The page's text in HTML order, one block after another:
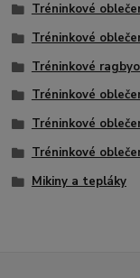
Tréninkové
Tréninkové
Tréninkové
Tréninkové
Tréninkové
Tréninkové
Mikiny a tepláky